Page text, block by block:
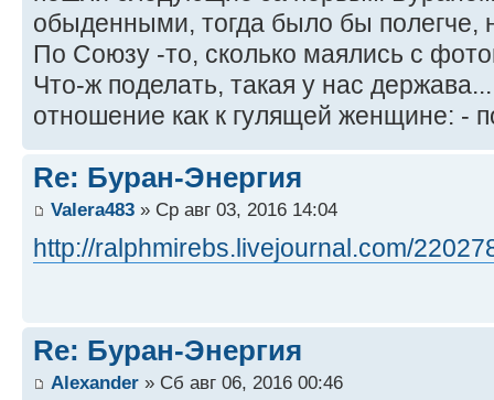
обыденными, тогда было бы полегче,
По Союзу -то, сколько маялись с
Что-ж поделать, такая у нас
отношение как к гулящей женщине: -
Re: Буран-Энергия
Valera483 » Ср авг 03, 2016 14:04
http://ralphmirebs.livejournal.com/
Re: Буран-Энергия
Alexander » Сб авг 06, 2016 00:46